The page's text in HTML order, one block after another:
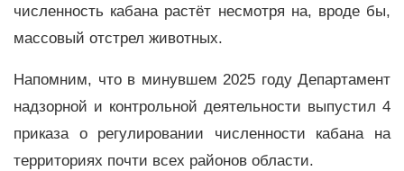
численность кабана растёт несмотря на, вроде бы,
массовый отстрел животных.
Напомним, что в минувшем 2025 году Департамент
надзорной и контрольной деятельности выпустил 4
приказа о регулировании численности кабана на
территориях почти всех районов области.